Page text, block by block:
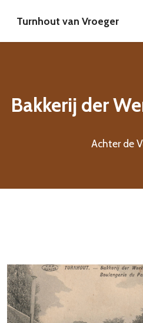
Turnhout van Vroeger
Bakkerij der
Achter de